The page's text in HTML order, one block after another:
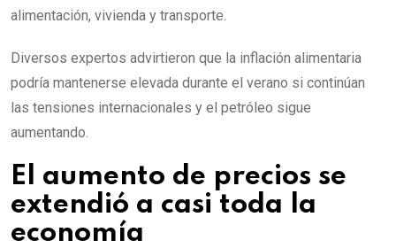
alimentación, vivienda y transporte.
Diversos expertos advirtieron que la inflación alimentaria
podría mantenerse elevada durante el verano si continúan
las tensiones internacionales y el petróleo sigue
aumentando.
El aumento de precios se
extendió a casi toda la
economía